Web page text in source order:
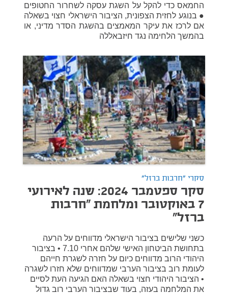
החמאס כדי להקל על השגת עסקה לשחרור החטופים
● בנוגע לחזית הצפונית, הציבור הישראלי חצוי בשאלה
אם לרכז את עיקר המאמצים בהשגת הסדר מדיני, או
בהמשך הלחימה נגד חיזבאללה
סקרי "חרבות ברזל"
סקר ספטמבר 2024: שנה לאירועי
7 באוקטובר ומלחמת "חרבות
ברזל"
כשני שלישים בציבור הישראלי מדווחים על הרעה
בתחושת הביטחון האישי שלהם אחרי 7.10 • בציבור
היהודי הרוב מדווחים כיום על חזרה לשגרת חייהם
לעומת רוב בציבור הערבי שמדווחים שלא חזרו לשגרה
• הציבור היהודי חצוי בשאלה האם הגיעה העת לסיים
את המלחמה בעזה, בעוד שבציבור הערבי רוב גדול